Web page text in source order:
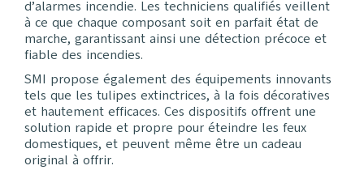
d’alarmes incendie. Les techniciens qualifiés veillent
à ce que chaque composant soit en parfait état de
marche, garantissant ainsi une détection précoce et
fiable des incendies.
SMI propose également des équipements innovants
tels que les tulipes extinctrices, à la fois décoratives
et hautement efficaces. Ces dispositifs offrent une
solution rapide et propre pour éteindre les feux
domestiques, et peuvent même être un cadeau
original à offrir.